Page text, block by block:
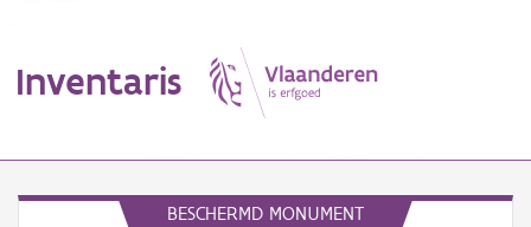
Inventaris
BESCHERMD MONUMENT